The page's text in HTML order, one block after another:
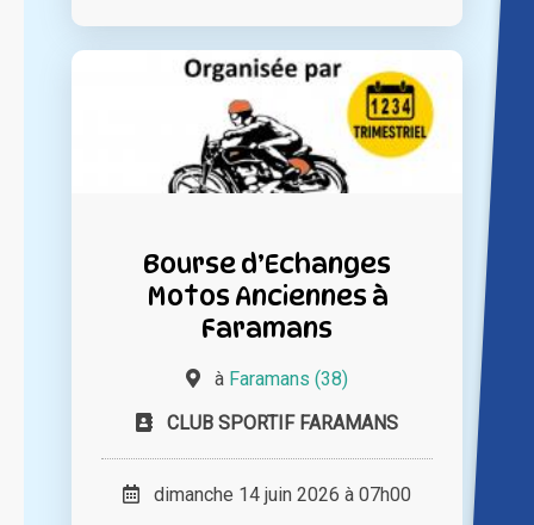
Bourse d’Echanges
Motos Anciennes à
Faramans
à Faramans (38)
CLUB SPORTIF FARAMANS
dimanche 14 juin 2026 à 07h00